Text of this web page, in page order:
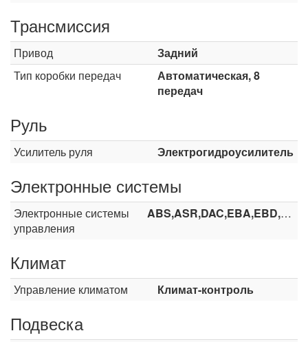
Трансмиссия
Привод
Задний
Тип коробки передач
Автоматическая, 8
передач
Руль
Усилитель руля Электрогидроусилитель
Электронные системы
Электронные системы
управления
ABS,ASR,DAC,EBA,EBD,ESP,TCS
Климат
Управление климатом Климат-контроль
Подвеска